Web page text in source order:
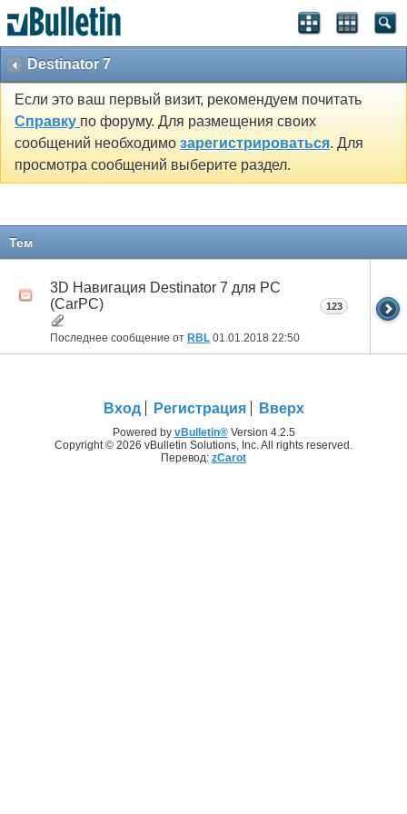
Destinator 7
Если это ваш первый визит, рекомендуем почитать
Справку по форуму. Для размещения своих
сообщений необходимо зарегистрироваться. Для
просмотра сообщений выберите раздел.
Тем
3D Навигация Destinator 7 для PC
(CarPC)
Последнее сообщение от RBL 01.01.2018 22:50
123
Вход Регистрация Вверх
Powered by vBulletin®Version 4.2.5
Copyright © 2026 vBulletin Solutions, Inc. All rights reserved.
Перевод: zCarot